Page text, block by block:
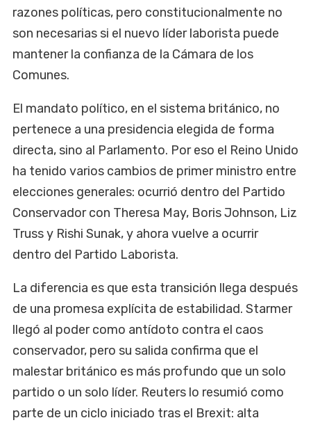
razones políticas, pero constitucionalmente no
son necesarias si el nuevo líder laborista puede
mantener la confianza de la Cámara de los
Comunes.
El mandato político, en el sistema británico, no
pertenece a una presidencia elegida de forma
directa, sino al Parlamento. Por eso el Reino Unido
ha tenido varios cambios de primer ministro entre
elecciones generales: ocurrió dentro del Partido
Conservador con Theresa May, Boris Johnson, Liz
Truss y Rishi Sunak, y ahora vuelve a ocurrir
dentro del Partido Laborista.
La diferencia es que esta transición llega después
de una promesa explícita de estabilidad. Starmer
llegó al poder como antídoto contra el caos
conservador, pero su salida confirma que el
malestar británico es más profundo que un solo
partido o un solo líder. Reuters lo resumió como
parte de un ciclo iniciado tras el Brexit: alta